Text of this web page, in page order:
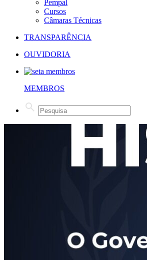
Pempal
Cursos
Câmaras Técnicas
TRANSPARÊNCIA
OUVIDORIA
MEMBROS